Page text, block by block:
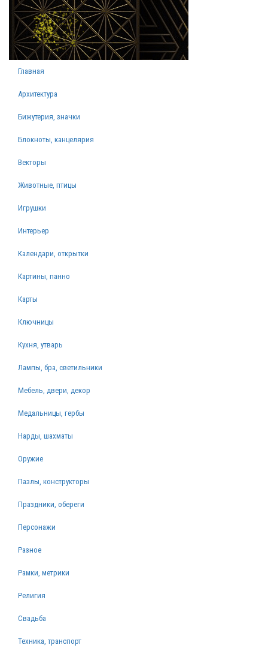
Главная
Архитектура
Бижутерия, значки
Блокноты, канцелярия
Векторы
Животные, птицы
Игрушки
Интерьер
Календари, открытки
Картины, панно
Карты
Ключницы
Кухня, утварь
Лампы, бра, светильники
Мебель, двери, декор
Медальницы, гербы
Нарды, шахматы
Оружие
Пазлы, конструкторы
Праздники, обереги
Персонажи
Разное
Рамки, метрики
Религия
Свадьба
Техника, транспорт